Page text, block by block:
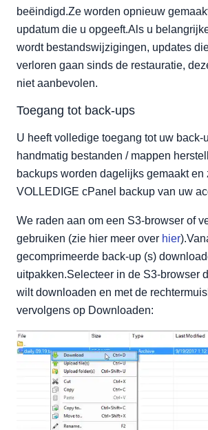
beëindigd.Ze worden opnieuw
updatum die u opgeeft.Als u
wordt bestandswijzigingen, updates
verloren gaan sinds de restauratie,
niet aanbevolen.
Toegang tot back-ups
U heeft volledige toegang tot uw back-
handmatig bestanden / mappen
backups worden dagelijks gemaakt en
VOLLEDIGE cPanel backup van uw
We raden aan om een S3-browser of
gebruiken (zie hier meer over hier
gecomprimeerde back-up (s)
uitpakken.Selecteer in de S3-browser
wilt downloaden en met de
vervolgens op Downloaden: